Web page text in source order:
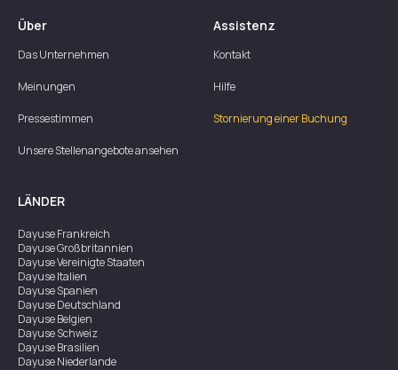
Über
Das Unternehmen
Meinungen
Pressestimmen
Unsere Stellenangebote ansehen
Assistenz
Kontakt
Hilfe
Stornierung einer Buchung
LÄNDER
DayuseFrankreich
DayuseGroßbritannien
DayuseVereinigte Staaten
DayuseItalien
DayuseSpanien
DayuseDeutschland
DayuseBelgien
DayuseSchweiz
DayuseBrasilien
DayuseNiederlande